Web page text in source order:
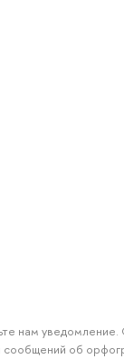
нам уведомление.
об